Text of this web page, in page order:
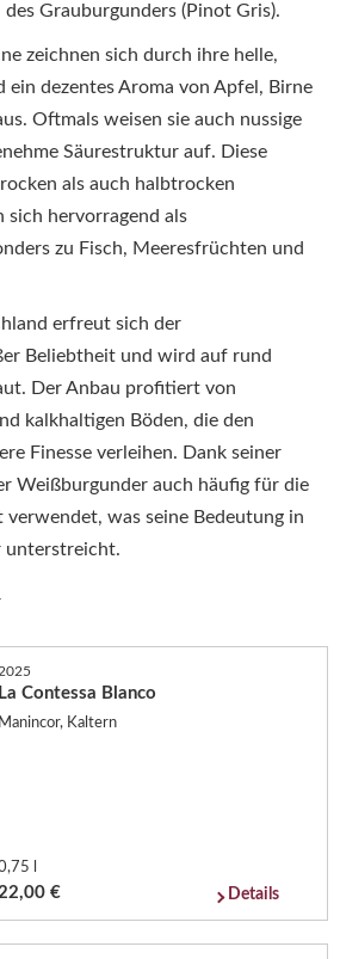
Grauburgunders (Pinot Gris).
zeichnen sich durch ihre helle,
ein dezentes Aroma von Apfel, Birne
Oftmals weisen sie auch nussige
Säurestruktur auf. Diese
als auch halbtrocken
sich hervorragend als
zu Fisch, Meeresfrüchten und
erfreut sich der
Beliebtheit und wird auf rund
Der Anbau profitiert von
kalkhaltigen Böden, die den
Finesse verleihen. Dank seiner
Weißburgunder auch häufig für die
verwendet, was seine Bedeutung in
unterstreicht.
2025
La Contessa Blanco
Manincor, Kaltern
l
22,00 € Details